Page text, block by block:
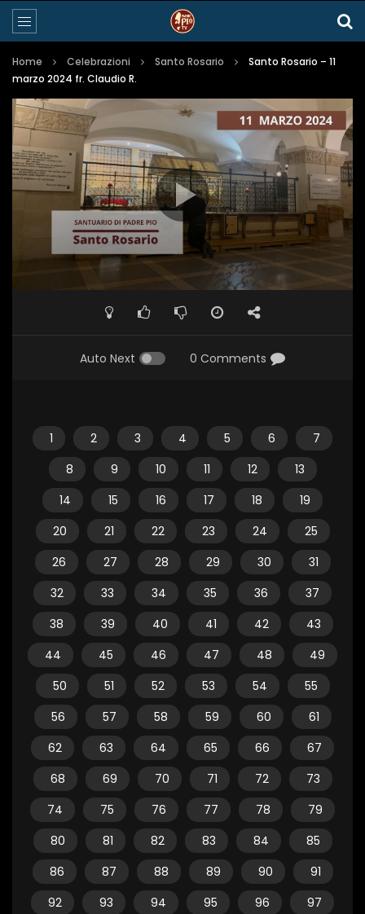
Home Celebrazioni Santo Rosario
Santo Rosario – 11
marzo 2024 fr. Claudio R.
Auto Next 0 Comments
1 2 3 4 5 6
7
8
9 10 11 12
13
14
15 16 17 18
19
20
21 22 23 24
25
26
27 28 29 30
31
32
33 34 35 36
37
38
39 40 41 42
43
44
45 46 47 48
49
50
51 52 53 54
55
56
57 58 59 60
61
62
63 64 65 66
67
68
69 70 71 72
73
74
75 76 77 78
79
80
81 82 83 84
85
86
87 88 89 90
91
92
93 94 95 96
97